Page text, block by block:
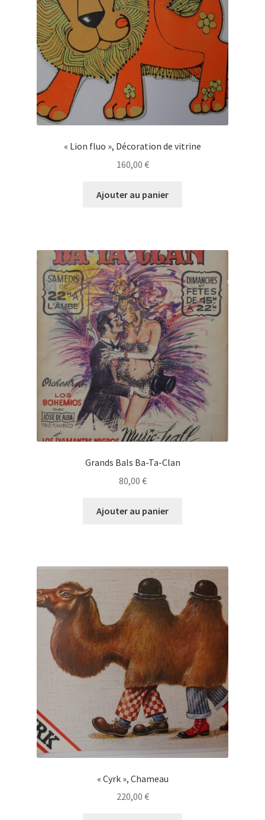
« Lion fluo », Décoration de vitrine
160,00 €
Ajouter au panier
Grands Bals Ba-Ta-Clan
80,00 €
Ajouter au panier
« Cyrk », Chameau
220,00 €